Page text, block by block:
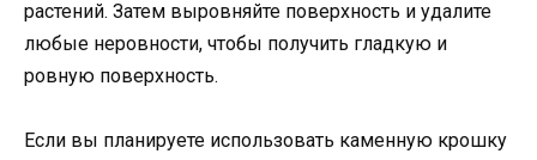
растений. Затем выровняйте поверхность и удалите
любые неровности, чтобы получить гладкую и
ровную поверхность.
Если вы планируете использовать каменную крошку